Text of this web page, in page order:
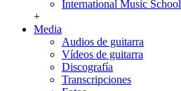
International Music School
+
Media
Audios de guitarra
Vídeos de guitarra
Discografía
Transcripciones